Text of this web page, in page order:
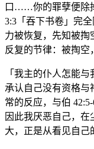
口……你的罪孽便除
3:3「吞下书卷」完
力被恢复，先知被掏
反复的节律：被掏空
「我主的仆人怎能
承认自己没有资格与
常的反应，与伯
因此我厌恶自己，
大，正是从看见自己